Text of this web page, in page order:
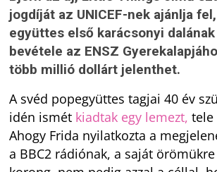
jogdíját az UNICEF-nek ajánlja
együttes első karácsonyi
bevétele az ENSZ
több millió dollárt jelenthet.
A svéd popegyüttes tagjai 40 év
idén ismét kiadtak egy lemezt, tele
Ahogy Frida nyilatkozta a
a BBC2 rádiónak, a saját